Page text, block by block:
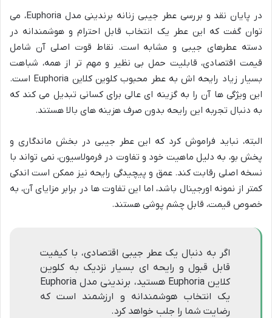
در پایان نقد و بررسی عطر جیبی زنانه برندینی مدل Euphoria، می
توان گفت که این عطر یک انتخاب قابل احترام و هوشمندانه در
دسته عطرهای جیبی و مشابه است. نقاط قوت اصلی آن شامل
قیمت اقتصادی، قابلیت حمل بی نظیر و مهم تر از همه، شباهت
بسیار زیاد رایحه اش به عطر محبوب کلوین کلاین Euphoria است.
این ویژگی ها آن را به گزینه ای عالی برای کسانی تبدیل می کند که
به دنبال تجربه این رایحه بدون صرف هزینه های بالا هستند.
البته، نباید فراموش کرد که این عطر جیبی در بخش ماندگاری و
پخش بو، به دلیل ماهیت خود و تفاوت در فرمولاسیون، نمی تواند با
نسخه اصلی رقابت کند. عمق و پیچیدگی رایحه نیز ممکن است اندکی
کمتر از نمونه اورجینال باشد، اما این تفاوت ها در برابر مزایای آن، به
خصوص قیمت، قابل چشم پوشی هستند.
اگر به دنبال یک عطر جیبی اقتصادی، با کیفیت
قابل قبول و رایحه ای بسیار نزدیک به کلوین
کلاین Euphoria هستید، برندینی مدل Euphoria
یک انتخاب هوشمندانه و ارزشمند است که
رضایت شما را جلب خواهد کرد.